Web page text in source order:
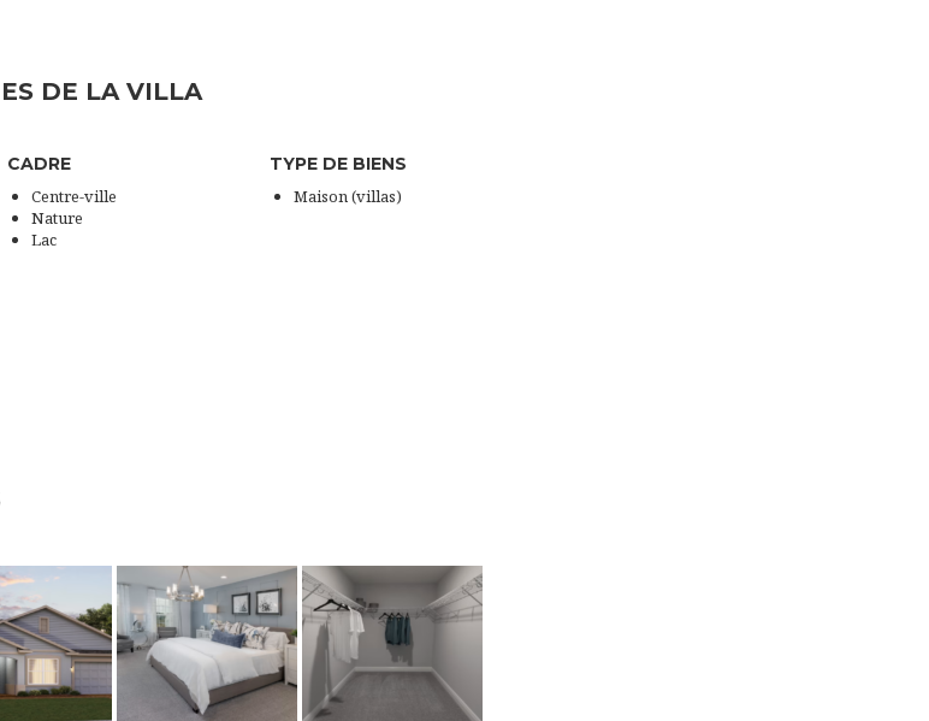
DE LA VILLA
CADRE
Centre-ville
Nature
Lac
TYPE DE BIENS
Maison (villas)